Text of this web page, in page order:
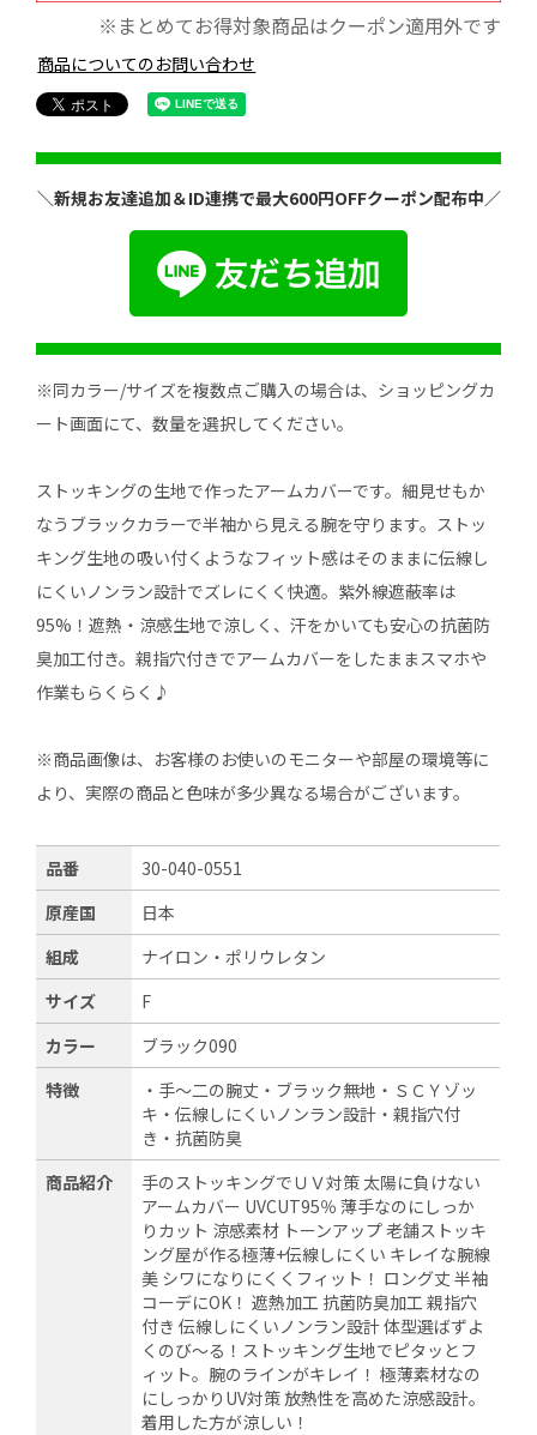
※まとめてお得対象商品はクーポン適用外です
商品についてのお問い合わせ
＼新規お友達追加＆ID連携で最大600円OFFクーポン配布中／
※同カラー/サイズを複数点ご購入の場合は、ショッピングカ
ート画面にて、数量を選択してください。
ストッキングの生地で作ったアームカバーです。細見せもか
なうブラックカラーで半袖から見える腕を守ります。ストッ
キング生地の吸い付くようなフィット感はそのままに伝線し
にくいノンラン設計でズレにくく快適。紫外線遮蔽率は
95%！遮熱・涼感生地で涼しく、汗をかいても安心の抗菌防
臭加工付き。親指穴付きでアームカバーをしたままスマホや
作業もらくらく♪
※商品画像は、お客様のお使いのモニターや部屋の環境等に
より、実際の商品と色味が多少異なる場合がございます。
品番
30-040-0551
原産国
日本
組成
ナイロン・ポリウレタン
サイズ
F
カラー
ブラック090
特徴
・手～二の腕丈・ブラック無地・ＳＣＹゾッ
キ・伝線しにくいノンラン設計・親指穴付
き・抗菌防臭
商品紹介
手のストッキングでＵＶ対策 太陽に負けない
アームカバー UVCUT95％ 薄手なのにしっか
りカット 涼感素材 トーンアップ 老舗ストッキ
ング屋が作る極薄+伝線しにくい キレイな腕線
美 シワになりにくくフィット！ ロング丈 半袖
コーデにOK！ 遮熱加工 抗菌防臭加工 親指穴
付き 伝線しにくいノンラン設計 体型選ばずよ
くのび～る！ストッキング生地でピタッとフ
ィット。腕のラインがキレイ！ 極薄素材なの
にしっかりUV対策 放熱性を高めた涼感設計。
着用した方が涼しい！